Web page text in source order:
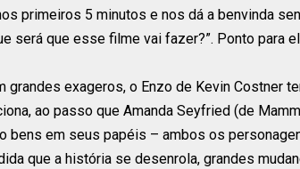
primeiros 5 minutos e nos dá a benvinda
será que esse filme vai fazer?”. Ponto para
grandes exageros, o Enzo de Kevin Costner
ao passo que Amanda Seyfried (de
bens em seus papéis – ambos os
que a história se desenrola, grandes